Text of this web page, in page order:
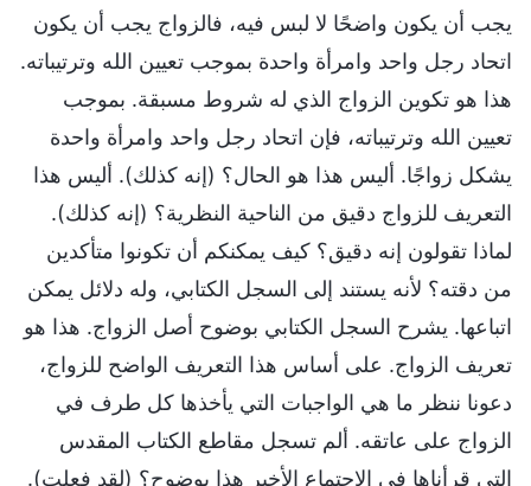
يجب أن يكون واضحًا لا لبس فيه، فالزواج يجب أن يكون
اتحاد رجل واحد وامرأة واحدة بموجب تعيين الله وترتيباته.
هذا هو تكوين الزواج الذي له شروط مسبقة. بموجب
تعيين الله وترتيباته، فإن اتحاد رجل واحد وامرأة واحدة
يشكل زواجًا. أليس هذا هو الحال؟ (إنه كذلك). أليس هذا
التعريف للزواج دقيق من الناحية النظرية؟ (إنه كذلك).
لماذا تقولون إنه دقيق؟ كيف يمكنكم أن تكونوا متأكدين
من دقته؟ لأنه يستند إلى السجل الكتابي، وله دلائل يمكن
اتباعها. يشرح السجل الكتابي بوضوح أصل الزواج. هذا هو
تعريف الزواج. على أساس هذا التعريف الواضح للزواج،
دعونا ننظر ما هي الواجبات التي يأخذها كل طرف في
الزواج على عاتقه. ألم تسجل مقاطع الكتاب المقدس
التي قرأناها في الاجتماع الأخير هذا بوضوح؟ (لقد فعلت).